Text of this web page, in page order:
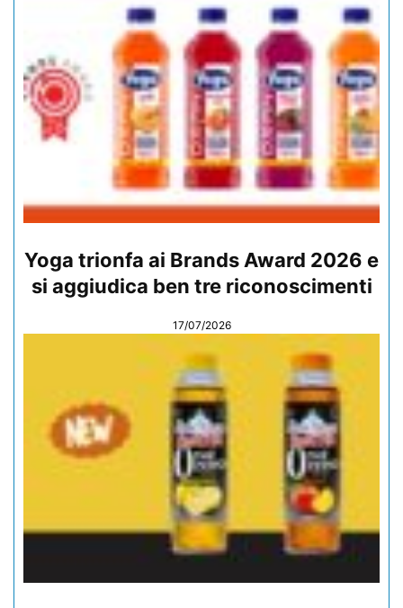
Yoga trionfa ai Brands Award 2026 e
si aggiudica ben tre riconoscimenti
17/07/2026